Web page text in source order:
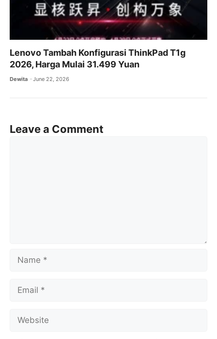
Lenovo Tambah Konfigurasi ThinkPad T1g
2026, Harga Mulai 31.499 Yuan
Dewita June 22, 2026
Leave a Comment
Name
Email
Website